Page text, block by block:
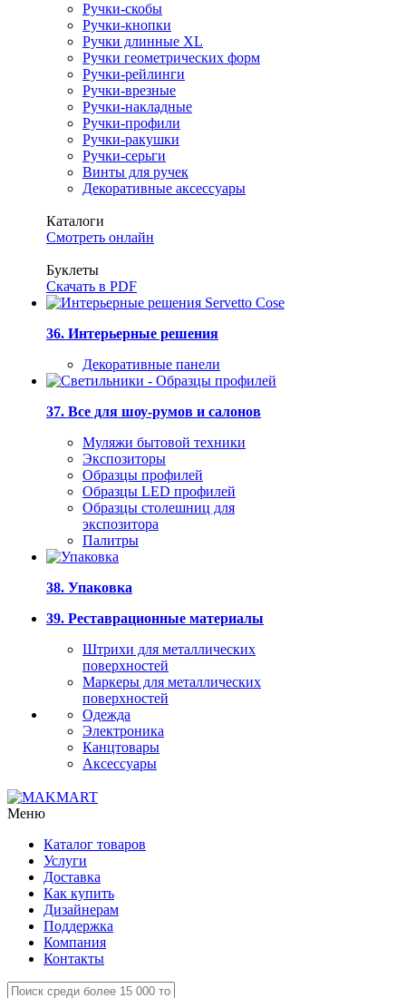
Ручки-скобы
Ручки-кнопки
Ручки длинные XL
Ручки геометрических форм
Ручки-рейлинги
Ручки-врезные
Ручки-накладные
Ручки-профили
Ручки-ракушки
Ручки-серьги
Винты для ручек
Декоративные аксессуары
Каталоги
Смотреть онлайн
Буклеты
Скачать в PDF
36. Интерьерные решения
Декоративные панели
37. Все для шоу-румов и салонов
Муляжи бытовой техники
Экспозиторы
Образцы профилей
Образцы LED профилей
Образцы столешниц для
экспозитора
Палитры
38. Упаковка
39. Реставрационные материалы
Штрихи для металлических
поверхностей
Маркеры для металлических
поверхностей
Одежда
Электроника
Канцтовары
Аксессуары
Меню
Каталог товаров
Услуги
Доставка
Как купить
Дизайнерам
Поддержка
Компания
Контакты